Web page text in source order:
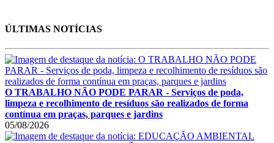
ÚLTIMAS NOTÍCIAS
O TRABALHO NÃO PODE PARAR - Serviços de poda,
limpeza e recolhimento de resíduos são realizados de forma
contínua em praças, parques e jardins
05/08/2026